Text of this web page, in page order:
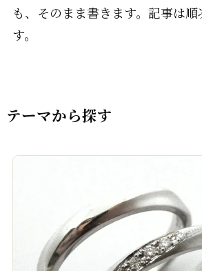
も、そのまま書きます。記事は
す。
テーマから探す